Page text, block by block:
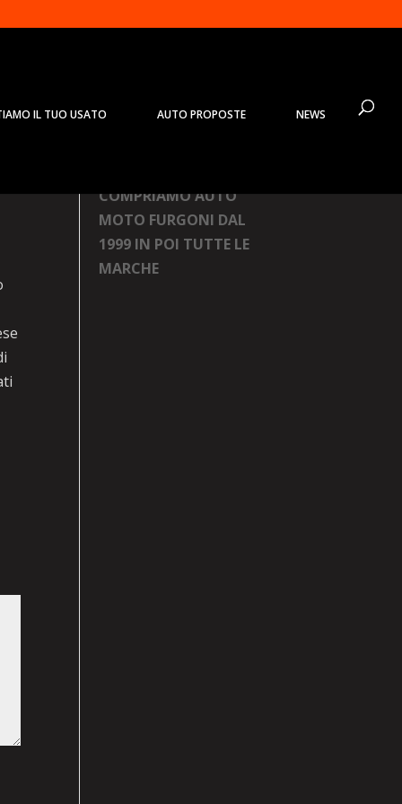
IL TUO USATO AUTO PROPOSTE NEWS
COMPRIAMO AUTO
MOTO FURGONI DAL
1999 IN POI TUTTE LE
MARCHE